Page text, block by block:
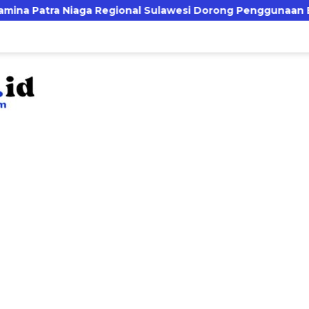
Sulawesi Dorong Penggunaan Bright Gas bagi